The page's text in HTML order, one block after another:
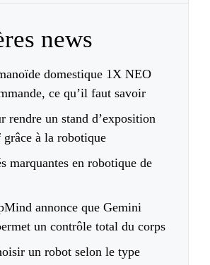
news
domestique 1X NEO
ce qu’il faut savoir
rendre un stand d’exposition
à la robotique
marquantes en robotique de
annonce que Gemini
un contrôle total du corps
un robot selon le type